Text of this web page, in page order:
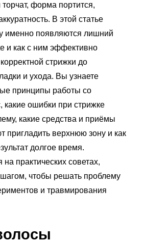
форма портится,
В этой статье
именно появляются лишний
и как с ним эффективно
стрижки до
и ухода. Вы узнаете
принципы работы со
какие ошибки при стрижке
какие средства и приёмы
пригладить верхнюю зону и как
долгое время.
практических советах,
чтобы решать проблему
и травмирования